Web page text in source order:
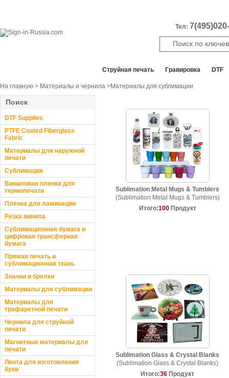
Тел:
Cтруйная печать Гравировка DTF
На главную > Материалы и чернила >Материалы для сублимации
Поиск
DTF Supplies
PTFE Coated Fiberglass
Fabric
Материалы для наружной
печати
Сублимация
Виниловая пленка для
термопечати
Пленка для ламинации
Резка винила
Сублимационная бумага и
цифровая трансферная
бумага
Прямая печать и
сублимационная ткань
Значки и брелки
Материалы для сублимации
Материалы для
трафаретной печати
Чернила для струйной
печати
Магнитные материалы для
печати
Лента для изготовления
букв
Sublimation Metal Mugs & Tumblers
(Sublimation Metal Mugs & Tumblers)
Итого:100 Продукт
Sublimation Glass & Crystal Blanks
(Sublimation Glass & Crystal Blanks)
Итого:36 Продукт